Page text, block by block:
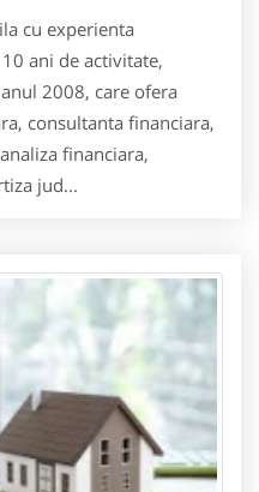
cu experienta
ani de activitate,
2008, care ofera
consultanta financiara,
financiara,
jud...